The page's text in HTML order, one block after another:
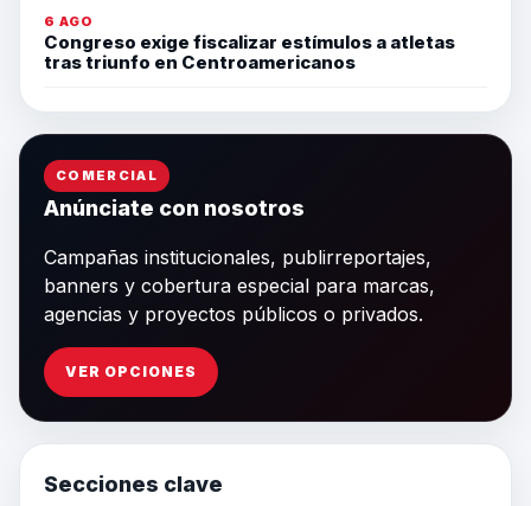
6 AGO
Congreso exige fiscalizar estímulos a atletas
tras triunfo en Centroamericanos
COMERCIAL
Anúnciate con nosotros
Campañas institucionales, publirreportajes,
banners y cobertura especial para marcas,
agencias y proyectos públicos o privados.
VER OPCIONES
Secciones clave